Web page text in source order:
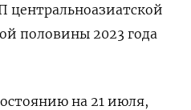
половины 2023 года
на 21 июля,